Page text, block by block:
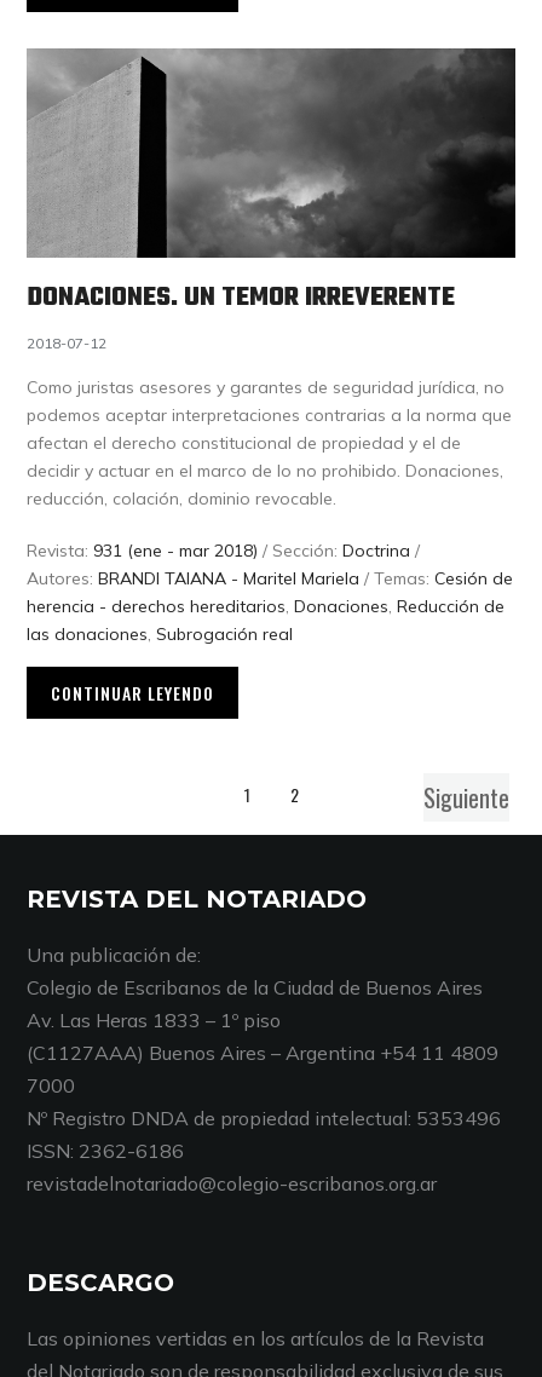
DONACIONES. UN TEMOR IRREVERENTE
2018-07-12
Como juristas asesores y garantes de seguridad jurídica, no
podemos aceptar interpretaciones contrarias a la norma que
afectan el derecho constitucional de propiedad y el de
decidir y actuar en el marco de lo no prohibido. Donaciones,
reducción, colación, dominio revocable.
Revista: 931 (ene - mar 2018) / Sección:Doctrina /
Autores:BRANDI TAIANA - Maritel Mariela / Temas:Cesión de
herencia - derechos hereditarios,Donaciones,Reducción de
las donaciones,Subrogación real
CONTINUAR LEYENDO
1 2 Siguiente
REVISTA DEL NOTARIADO
Una publicación de:
Colegio de Escribanos de la Ciudad de Buenos Aires
Av. Las Heras 1833 – 1º piso
(C1127AAA) Buenos Aires – Argentina +54 11 4809
7000
Nº Registro DNDA de propiedad intelectual: 5353496
ISSN: 2362-6186
revistadelnotariado@colegio-escribanos.org.ar
DESCARGO
Las opiniones vertidas en los artículos de la Revista
del Notariado son de responsabilidad exclusiva de sus